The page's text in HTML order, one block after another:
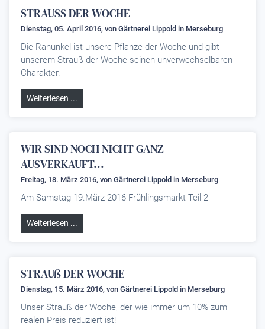
STRAUSS DER WOCHE
Dienstag, 05. April 2016, von Gärtnerei Lippold in Merseburg
Die Ranunkel ist unsere Pflanze der Woche und gibt
unserem Strauß der Woche seinen unverwechselbaren
Charakter.
Weiterlesen ...
WIR SIND NOCH NICHT GANZ
AUSVERKAUFT...
Freitag, 18. März 2016, von Gärtnerei Lippold in Merseburg
Am Samstag 19.März 2016 Frühlingsmarkt Teil 2
Weiterlesen ...
STRAUß DER WOCHE
Dienstag, 15. März 2016, von Gärtnerei Lippold in Merseburg
Unser Strauß der Woche, der wie immer um 10% zum
realen Preis reduziert ist!